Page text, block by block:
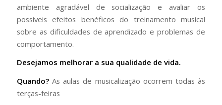
ambiente agradável de socialização e avaliar os
possíveis efeitos benéficos do treinamento musical
sobre as dificuldades de aprendizado e problemas de
comportamento.
Desejamos melhorar a sua qualidade de vida.
Quando?As aulas de musicalização ocorrem todas às
terças-feiras